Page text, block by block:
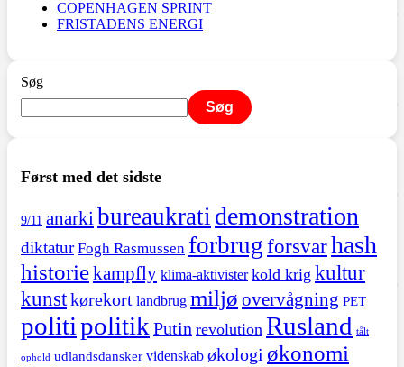
COPENHAGEN SPRINT
FRISTADENS ENERGI
Søg
Søg
Først med det sidste
9/11 anarki bureaukrati demonstration
diktatur Fogh Rasmussen forbrugforsvarhash
historiekampfly klima-aktivister kold krig kultur
kunstkørekort landbrug miljø overvågning PET
politipolitik Putin revolution Rusland tålt
ophold udlandsdansker videnskab økologi økonomi